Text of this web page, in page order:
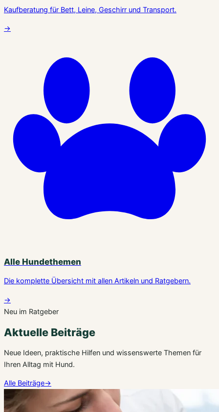
Kaufberatung für Bett, Leine, Geschirr und Transport.
→
Alle Hundethemen
Die komplette Übersicht mit allen Artikeln und Ratgebern.
→
Neu im Ratgeber
Aktuelle Beiträge
Neue Ideen, praktische Hilfen und wissenswerte Themen für
Ihren Alltag mit Hund.
Alle Beiträge→